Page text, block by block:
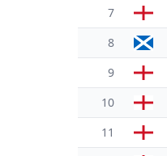
7
8
9
10
11